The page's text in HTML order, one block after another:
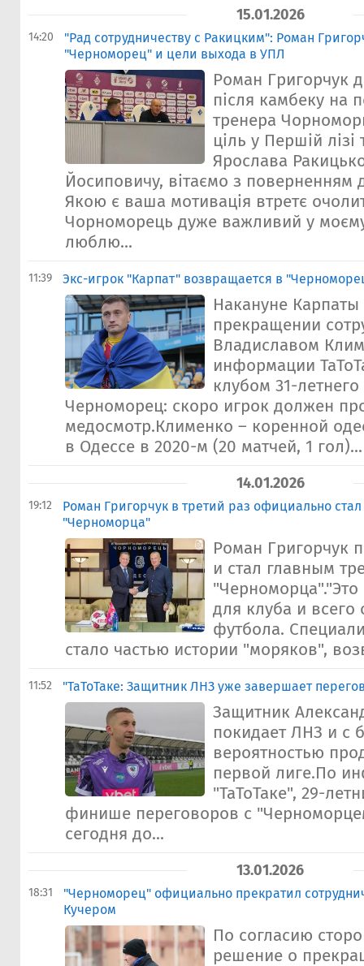
15.01.2026
14:20
"Рад сотрудничеству с Ракицким": Роман
"Черноморец" и цели выхода в УПЛ
Роман Григорчук
після камбеку на
тренера
ціль у Першій
Ярослава
Йосиповичу, вітаємо з
Якою є ваша мотивація втретє
Чорноморець дуже важливий у моєму
люблю...
11:39 Экс-игрок "Карпат" возвращается в
Накануне
прекращении
Владиславом
информации
клубом 31-
Черноморец: скоро игрок должен
медосмотр.Клименко – коренной
в Одессе в 2020-м (20 матчей, 1 гол)...
14.01.2026
19:12
Роман Григорчук в третий раз официально
"Черноморца"
Роман Григорчук
и стал главным
для клуба и всего
футбола.
стало частью истории "моряков",
11:52 "ТаТоТаке: Защитник ЛНЗ уже завершает
Защитник
покидает ЛНЗ и с
вероятностью
первой лиге.По
"ТаТоТаке", 29-
финише переговоров с
сегодня до...
13.01.2026
18:31
"Черноморец" официально прекратил
Кучером
По согласию
решение о